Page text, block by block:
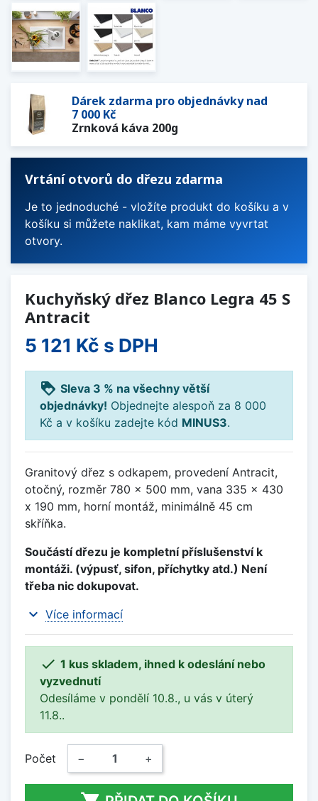
Dárek zdarma pro objednávky nad
7 000 Kč
Zrnková káva 200g
Vrtání otvorů do dřezu zdarma
Je to jednoduché - vložíte produkt do košíku a v
košíku si můžete naklikat, kam máme vyvrtat
otvory.
Kuchyňský dřez Blanco Legra 45 S
Antracit
5 121 Kč s DPH
loyalty Sleva 3 % na všechny větší
objednávky! Objednejte alespoň za 8 000
Kč a v košíku zadejte kód MINUS3.
Granitový dřez s odkapem, provedení Antracit,
otočný, rozměr 780 x 500 mm, vana 335 x 430
x 190 mm, horní montáž, minimálně 45 cm
skříňka.
Součástí dřezu je kompletní příslušenství k
montáži. (výpusť, sifon, příchytky atd.) Není
třeba nic dokupovat.
expand_more Více informací
 1 kus skladem, ihned k odeslání nebo
vyzvednutí
Odesíláme v pondělí 10.8., u vás v úterý
11.8..
Počet − +